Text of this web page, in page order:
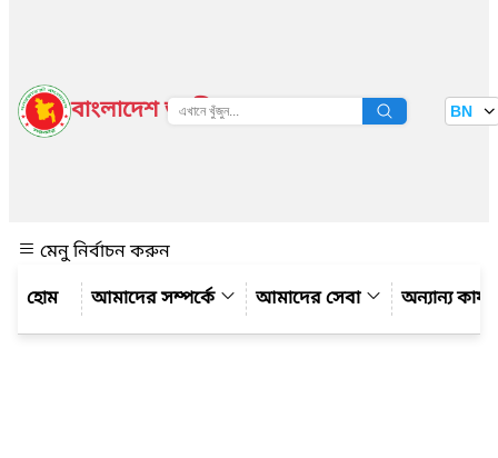
বাংলাদেশ জাতীয় তথ্য বাতায়ন BN
মেনু নির্বাচন করুন
আমাদের সম্পর্কে
আমাদের সেবা অন্যান্য